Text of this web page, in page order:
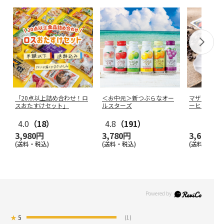
「20点以上詰め合わせ！ロ
スおたすけセット」
4.0 （18）
3,980円
(送料・税込)
＜お中元＞新つぶらなオー
ルスターズ
4.8 （191）
3,780円
(送料・税込)
マザーツリ
ーヒー 30パ
3,600円
(送料・税込)
★5 (1)